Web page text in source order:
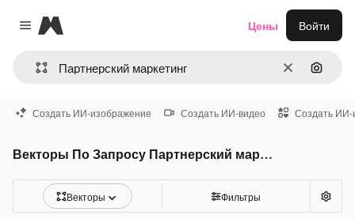
Close menu
Magnific
ОчиститьПоиск
Цены Войти
Создать ИИ-изображение Создать ИИ-видео Создать ИИ-
Векторы По Запросу Партнерский маркетинг
Векторы Фильтры